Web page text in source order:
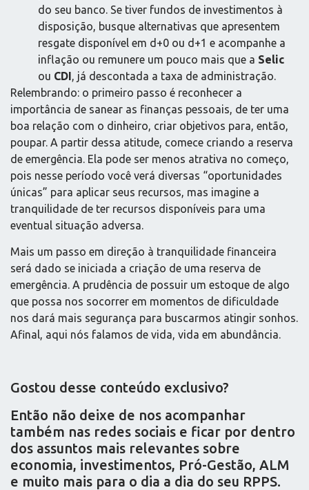
do seu banco. Se tiver fundos de investimentos à
disposição, busque alternativas que apresentem
resgate disponível em d+0 ou d+1 e acompanhe a
inflação ou remunere um pouco mais que a Selic
ou CDI, já descontada a taxa de administração.
Relembrando: o primeiro passo é reconhecer a
importância de sanear as finanças pessoais, de ter uma
boa relação com o dinheiro, criar objetivos para, então,
poupar. A partir dessa atitude, comece criando a reserva
de emergência. Ela pode ser menos atrativa no começo,
pois nesse período você verá diversas “oportunidades
únicas” para aplicar seus recursos, mas imagine a
tranquilidade de ter recursos disponíveis para uma
eventual situação adversa.
Mais um passo em direção à tranquilidade financeira
será dado se iniciada a criação de uma reserva de
emergência. A prudência de possuir um estoque de algo
que possa nos socorrer em momentos de dificuldade
nos dará mais segurança para buscarmos atingir sonhos.
Afinal, aqui nós falamos de vida, vida em abundância.
Gostou desse conteúdo exclusivo?
Então não deixe de nos acompanhar
também nas redes sociais e ficar por dentro
dos assuntos mais relevantes sobre
economia, investimentos, Pró-Gestão, ALM
e muito mais para o dia a dia do seu RPPS.